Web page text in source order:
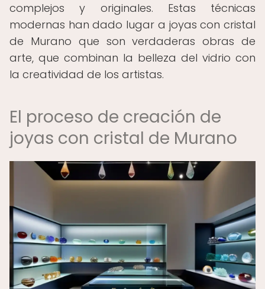
complejos y originales. Estas técnicas
modernas han dado lugar a joyas con cristal
de Murano que son verdaderas obras de
arte, que combinan la belleza del vidrio con
la creatividad de los artistas.
El proceso de creación de
joyas con cristal de Murano